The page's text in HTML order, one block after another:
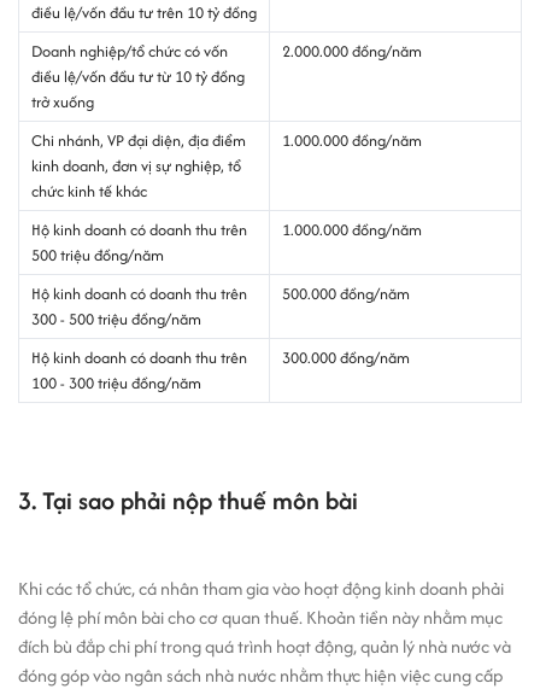
điều lệ/vốn đầu tư trên 10 tỷ đồng
Doanh nghiệp/tổ chức có vốn
điều lệ/vốn đầu tư từ 10 tỷ đồng
trở xuống
2.000.000 đồng/năm
Chi nhánh, VP đại diện, địa điểm
kinh doanh, đơn vị sự nghiệp, tổ
chức kinh tế khác
1.000.000 đồng/năm
Hộ kinh doanh có doanh thu trên
500 triệu đồng/năm
1.000.000 đồng/năm
Hộ kinh doanh có doanh thu trên
300 - 500 triệu đồng/năm
500.000 đồng/năm
Hộ kinh doanh có doanh thu trên
100 - 300 triệu đồng/năm
300.000 đồng/năm
3. Tại sao phải nộp thuế môn bài
Khi các tổ chức, cá nhân tham gia vào hoạt động kinh doanh phải
đóng lệ phí môn bài cho cơ quan thuế. Khoản tiền này nhằm mục
đích bù đắp chi phí trong quá trình hoạt động, quản lý nhà nước và
đóng góp vào ngân sách nhà nước nhằm thực hiện việc cung cấp